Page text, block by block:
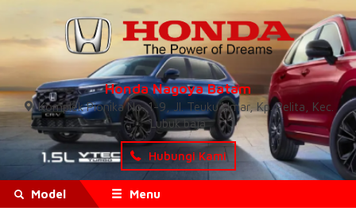
Honda Nagoya Batam
Komplek Pionika No. 1-9, Jl. Teuku Umar, Kp. Pelita, Kec.
Lubuk baja
Hubungi Kami
Model Menu